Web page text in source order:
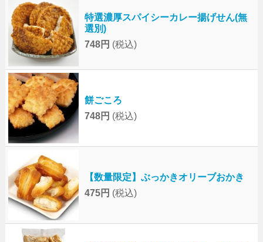
特選濃厚スパイシーカレー揚げせん(無
選別)
748円 (税込)
餅ごころ
748円 (税込)
【数量限定】ぶっかきオリーブおかき
475円 (税込)